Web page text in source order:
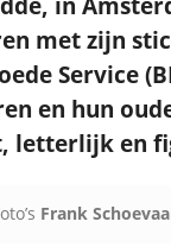
met zijn
Service
en hun
letterlijk en
Frank
bevestiging in je